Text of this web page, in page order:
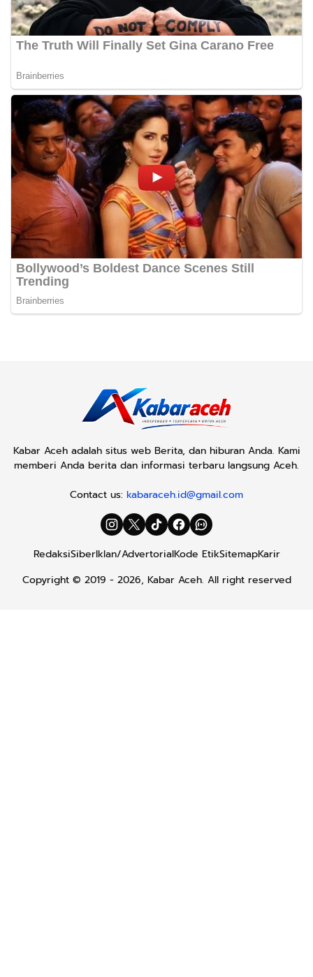
Kabar Aceh adalah situs web Berita, dan hiburan Anda. Kami
memberi Anda berita dan informasi terbaru langsung Aceh.
Contact us: kabaraceh.id@gmail.com
RedaksiSiberIklan/AdvertorialKode EtikSitemapKarir
Copyright © 2019 - 2026, Kabar Aceh. All right reserved